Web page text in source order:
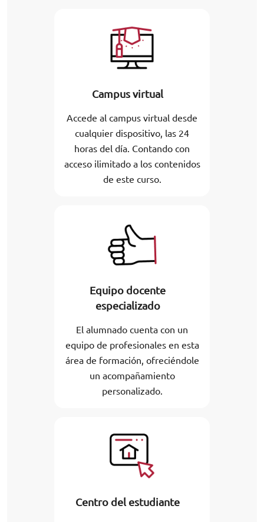
Campus virtual
Accede al campus virtual desde
cualquier dispositivo, las 24
horas del día. Contando con
acceso ilimitado a los contenidos
de este curso.
Equipo docente
especializado
El alumnado cuenta con un
equipo de profesionales en esta
área de formación, ofreciéndole
un acompañamiento
personalizado.
Centro del estudiante